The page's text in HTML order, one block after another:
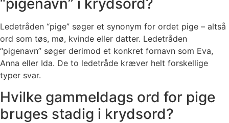
“pigenavn” i krydsord?
Ledetråden “pige” søger et synonym for ordet pige – altså
ord som tøs, mø, kvinde eller datter. Ledetråden
“pigenavn” søger derimod et konkret fornavn som Eva,
Anna eller Ida. De to ledetråde kræver helt forskellige
typer svar.
Hvilke gammeldags ord for pige
bruges stadig i krydsord?